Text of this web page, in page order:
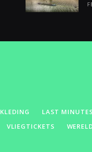
KLEDING LAST MINUTES
VLIEGTICKETS